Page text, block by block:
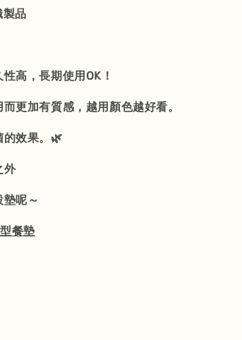
製品
高，長期使用OK！
更加有質感，越用顏色越好看。
的效果。🌿
外
呢～
餐墊